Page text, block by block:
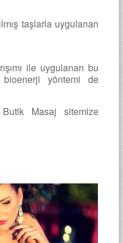
taşlarla uygulanan
ile uygulanan bu
bioenerji yöntemi de
Masaj sitemize